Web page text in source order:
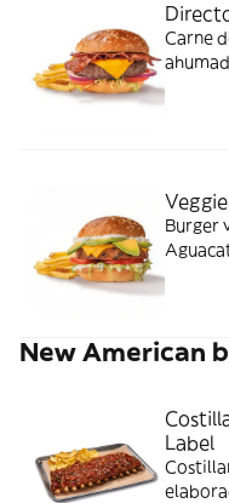
Carne
Veggie
Burger
New American
Label